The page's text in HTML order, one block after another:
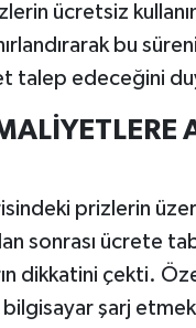
ücretsiz
bu
talep edeceğini
prizlerin
sonrası ücrete
dikkatini çekti.
şarj